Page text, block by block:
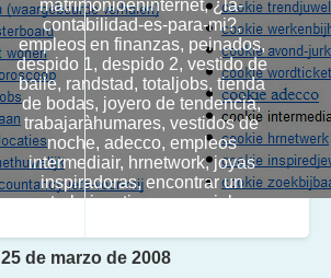
matrimonioeninternet, ¿la-
contabilidad-es-para-mi?,
empleos en finanzas, peinados,
despido 1, despido 2, vestido de
baile, randstad, totaljobs, tienda
de bodas, joyero de tendencia,
trabajaràhumares, vestidos de
noche, adecco, empleos
intermediair, hrnetwork, joyas
inspiradoras, encontrar un
trabajo a tiempo parcial
25 de marzo de 2008